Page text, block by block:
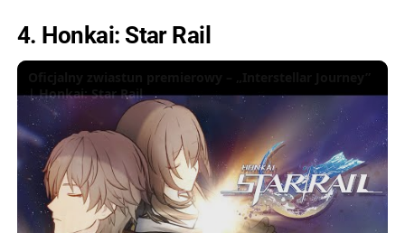
4. Honkai: Star Rail
| Honkai: Star Rail